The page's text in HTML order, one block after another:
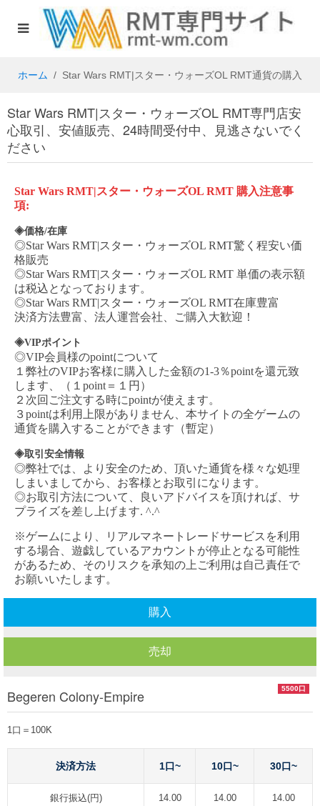
ホーム Star Wars RMT|スター・ウォーズOL RMT通貨の購入
Star Wars RMT|スター・ウォーズOL RMT専門店安
心取引、安値販売、24時間受付中、見逃さないでく
ださい
Star Wars RMT|スター・ウォーズOL RMT 購入注意事
項:
◈価格/在庫
◎Star Wars RMT|スター・ウォーズOL RMT驚く程安い価
格販売
◎Star Wars RMT|スター・ウォーズOL RMT 単価の表示額
は税込となっております。
◎Star Wars RMT|スター・ウォーズOL RMT在庫豊富
決済方法豊富、法人運営会社、ご購入大歓迎！
◈VIPポイント
◎VIP会員様のpointについて
１弊社のVIPお客様に購入した金額の1-3％pointを還元致
します、（１point＝１円）
２次回ご注文する時にpointが使えます。
３pointは利用上限がありません、本サイトの全ゲームの
通貨を購入することができます（暫定）
◈取引安全情報
◎弊社では、より安全のため、頂いた通貨を様々な処理
しまいましてから、お客様とお取引になります。
◎お取引方法について、良いアドバイスを頂ければ、サ
プライズを差し上げます. ^.^
※ゲームにより、リアルマネートレードサービスを利用
する場合、遊戯しているアカウントが停止となる可能性
があるため、そのリスクを承知の上ご利用は自己責任で
お願いいたします。
購入
売却
5500口
Begeren Colony-Empire
1口＝100K
決済方法 1口~ 10口~ 30口~
銀行振込(円) 14.00 14.00 14.00